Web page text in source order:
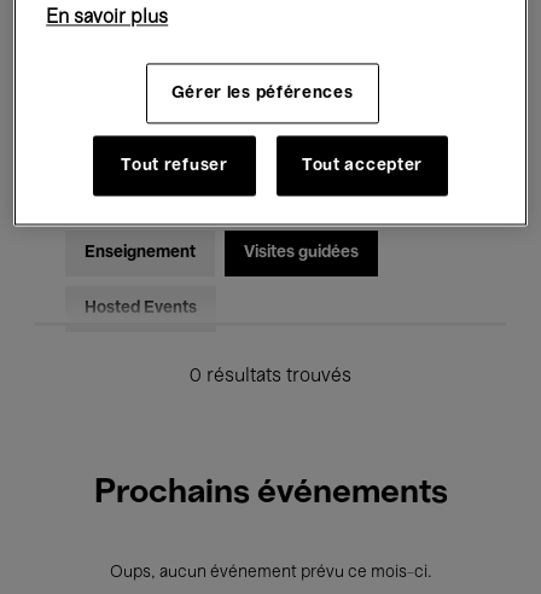
Musique électronique
Pour tous Kids’ Palace
Enseignement Visites guidées
Hosted Events
0 résultats trouvés
Prochains événements
Oups, aucun événement prévu ce mois-ci.
En savoir plus
Gérer les péférences
Tout refuser Tout accepter